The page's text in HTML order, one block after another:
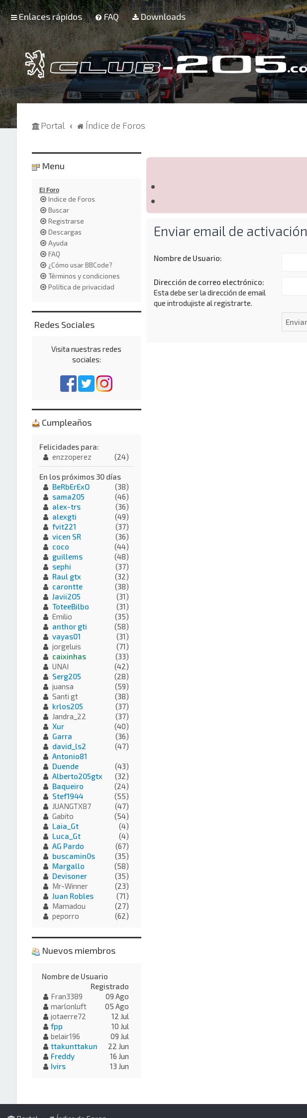
Enlaces rápidos FAQ Downloads
Portal Índice de Foros
Enviar email de activación
Nombre de Usuario:
Dirección de correo electrónico:
Esta debe ser la dirección de email
que introdujiste al registrarte.
Menu
El Foro
Indice de Foros
Buscar
Registrarse
Descargas
Ayuda
FAQ
¿Cómo usar BBCode?
Términos y condiciones
Política de privacidad
Redes Sociales
Visita nuestras redes
sociales:
Cumpleaños
Felicidades para:
enzzoperez
(24)
En los próximos 30 días
BeRbErExO
(38)
sama205
(46)
alex-trs
(36)
alexgti
(49)
fvit221
(37)
vicen SR
(36)
coco
(44)
guillems
(48)
sephi
(37)
Raul gtx
(32)
carontte
(38)
Javii2O5
(31)
ToteeBilbo
(31)
Emilio
(35)
anthor gti
(58)
vayas01
(31)
jorgeluis
(71)
caixinhas
(33)
UNAI
(42)
Serg205
(28)
juansa
(59)
Santi gt
(38)
krlos205
(37)
Jandra_22
(37)
Xur
(40)
Garra
(36)
david_ls2
(47)
Antonio81
Duende
(43)
Alberto205gtx
(32)
Baqueiro
(24)
Stef1944
(55)
JUANGTX87
(47)
Gabito
(54)
Laia_Gt
(4)
Luca_Gt
(4)
AG Pardo
(67)
buscamin0s
(35)
Margallo
(58)
Devisoner
(35)
Mr-Winner
(23)
Juan Robles
(71)
Mamadou
(27)
peporro
(62)
Nuevos miembros
Nombre de Usuario
Registrado
Fran3389
09 Ago
marlonluft
05 Ago
jotaerre72
12 Jul
fpp
10 Jul
belair196
09 Jul
ttakunttakun
22 Jun
Freddy
16 Jun
Ivirs
13 Jun